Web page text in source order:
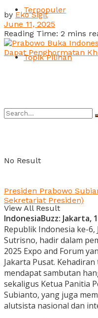
Terpopuler
Topik Pilihan
No Result
View All Result
by Eko Sigit
June 11, 2025
Reading Time: 2 mins
Presiden Prabowo
Sekretariat Presiden)
IndonesiaBuzz: Jakarta,
Republik Indonesia ke-
Sutrisno, hadir dalam
2025 Expo and Forum
Jakarta Pusat.
mendapat sambutan
sekaligus Ketua Panitia
Subianto, yang juga
alutsista nasional dan